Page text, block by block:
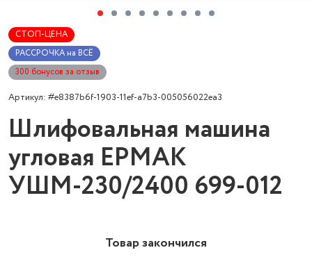
СТОП-ЦЕНА
РАССРОЧКА на ВСЁ
300 бонусов за отзыв
Артикул: #e8387b6f-1903-11ef-a7b3-005056022ea3
Шлифовальная машина
угловая ЕРМАК
УШМ-230/2400 699-012
Товар закончился